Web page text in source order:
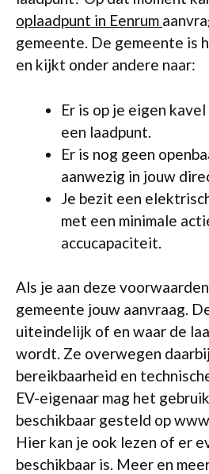
oplaadpunt in Eenrum
gemeente. De gemeente is
en kijkt onder andere naar:
Er is op je eigen
een laadpunt.
Er is nog geen
aanwezig in jouw
Je bezit een
met een minimale
accucapaciteit.
Als je aan deze
gemeente jouw aanvraag.
uiteindelijk of en waar de
wordt. Ze overwegen
bereikbaarheid en
EV-eigenaar mag het
beschikbaar gesteld op
Hier kan je ook lezen of er
beschikbaar is. Meer en